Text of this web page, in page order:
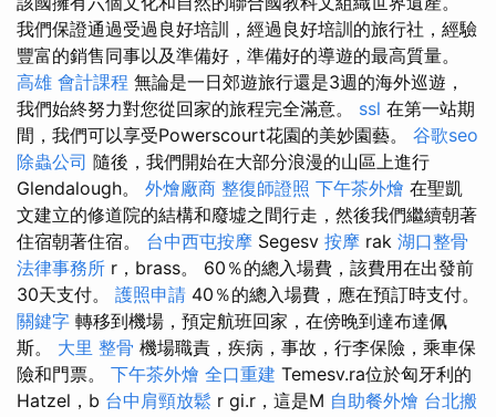
我們保證通過受過良好培訓，經過良好培訓的旅行社，經驗
豐富的銷售同事以及準備好，準備好的導遊的最高質量。
高雄 會計課程 無論是一日郊遊旅行還是3週的海外巡遊，
我們始終努力對您從回家的旅程完全滿意。 ssl 在第一站期
間，我們可以享受Powerscourt花園的美妙園藝。 谷歌seo
除蟲公司 隨後，我們開始在大部分浪漫的山區上進行
Glendalough。 外燴廠商 整復師證照 下午茶外燴 在聖凱
文建立的修道院的結構和廢墟之間行走，然後我們繼續朝著
住宿朝著住宿。 台中西屯按摩 Segesv 按摩 rak 湖口整骨
法律事務所 r，brass。 60％的總入場費，該費用在出發前
30天支付。 護照申請 40％的總入場費，應在預訂時支付。
關鍵字 轉移到機場，預定航班回家，在傍晚到達布達佩
斯。 大里 整骨 機場職責，疾病，事故，行李保險，乘車保
險和門票。 下午茶外燴 全口重建 Temesv.ra位於匈牙利的
Hatzel，b 台中肩頸放鬆 r gi.r，這是M 自助餐外燴 台北搬